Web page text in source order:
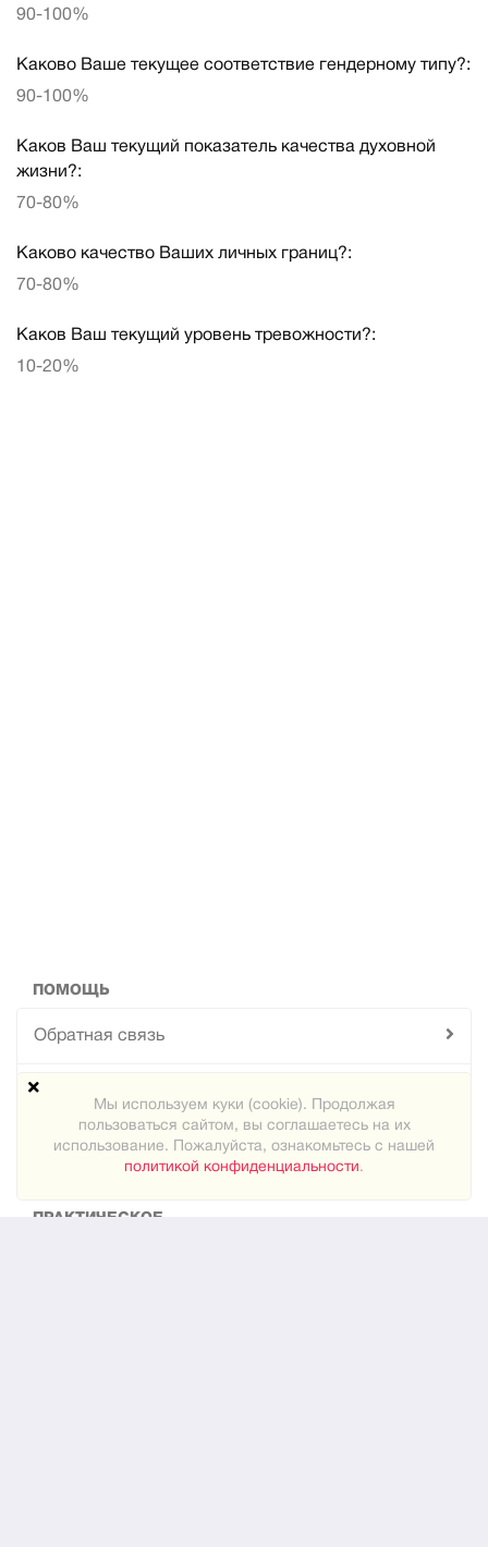
90-100%
Каково Ваше текущее соответствие гендерному типу?:
90-100%
Каков Ваш текущий показатель качества духовной
жизни?:
70-80%
Каково качество Ваших личных границ?:
70-80%
Каков Ваш текущий уровень тревожности?:
10-20%
ПОМОЩЬ
Обратная связь
Техподдержка
Карта сайта
ПРАКТИЧЕСКОЕ
Мы используем куки (cookie). Продолжая
пользоваться сайтом, вы соглашаетесь на их
использование. Пожалуйста, ознакомьтесь с нашей
политикой конфиденциальности.